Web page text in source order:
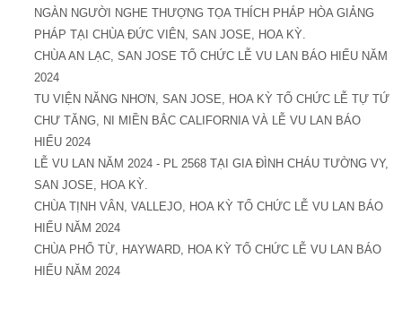
NGÀN NGƯỜI NGHE THƯỢNG TỌA THÍCH PHÁP HÒA GIẢNG
PHÁP TẠI CHÙA ĐỨC VIÊN, SAN JOSE, HOA KỲ.
CHÙA AN LẠC, SAN JOSE TỔ CHỨC LỄ VU LAN BÁO HIẾU NĂM
2024
TU VIỆN NĂNG NHƠN, SAN JOSE, HOA KỲ TỔ CHỨC LỄ TỰ TỨ
CHƯ TĂNG, NI MIỀN BẮC CALIFORNIA VÀ LỄ VU LAN BÁO
HIẾU 2024
LỄ VU LAN NĂM 2024 - PL 2568 TẠI GIA ĐÌNH CHÁU TƯỜNG VY,
SAN JOSE, HOA KỲ.
CHÙA TỊNH VÂN, VALLEJO, HOA KỲ TỔ CHỨC LỄ VU LAN BÁO
HIẾU NĂM 2024
CHÙA PHỔ TỪ, HAYWARD, HOA KỲ TỔ CHỨC LỄ VU LAN BÁO
HIẾU NĂM 2024